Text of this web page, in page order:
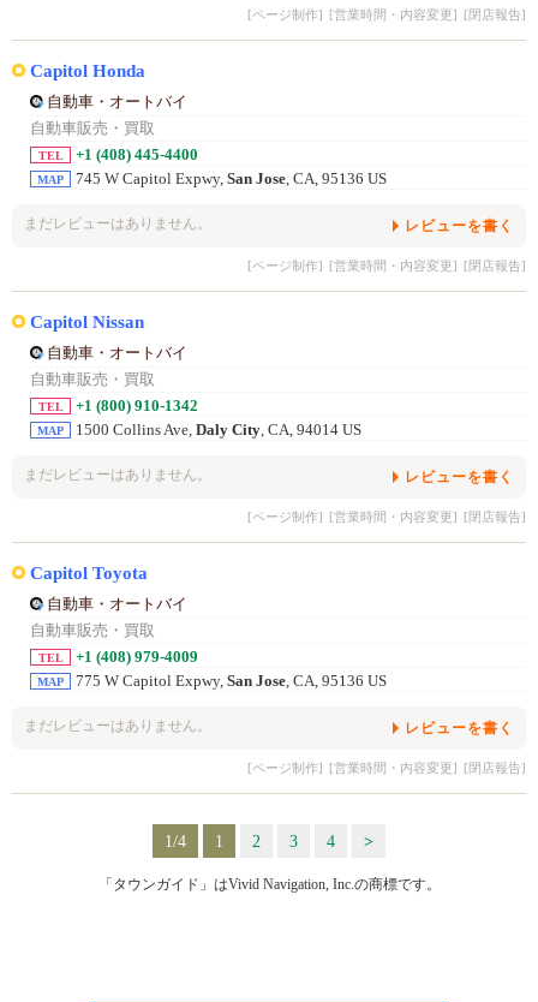
[ページ制作] [営業時間・内容変更] [閉店報告]
Capitol Honda
自動車・オートバイ
自動車販売・買取
TEL +1 (408) 445-4400
MAP 745 W Capitol Expwy, San Jose, CA, 95136 US
まだレビューはありません。 レビューを書く
[ページ制作] [営業時間・内容変更] [閉店報告]
Capitol Nissan
自動車・オートバイ
自動車販売・買取
TEL +1 (800) 910-1342
MAP 1500 Collins Ave, Daly City, CA, 94014 US
まだレビューはありません。 レビューを書く
[ページ制作] [営業時間・内容変更] [閉店報告]
Capitol Toyota
自動車・オートバイ
自動車販売・買取
TEL +1 (408) 979-4009
MAP 775 W Capitol Expwy, San Jose, CA, 95136 US
まだレビューはありません。 レビューを書く
[ページ制作] [営業時間・内容変更] [閉店報告]
1/4 1 2 3 4 >
「タウンガイド」はVivid Navigation, Inc.の商標です。